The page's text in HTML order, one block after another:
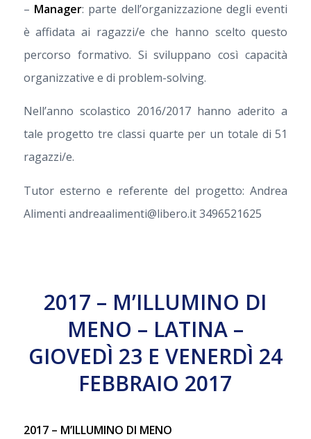
– Manager: parte dell’organizzazione degli eventi
è affidata ai ragazzi/e che hanno scelto questo
percorso formativo. Si sviluppano così capacità
organizzative e di problem-solving.
Nell’anno scolastico 2016/2017 hanno aderito a
tale progetto tre classi quarte per un totale di 51
ragazzi/e.
Tutor esterno e referente del progetto: Andrea
Alimenti andreaalimenti@libero.it 3496521625
2017 – M’ILLUMINO DI
MENO – LATINA –
GIOVEDÌ 23 E VENERDÌ 24
FEBBRAIO 2017
2017 – M’ILLUMINO DI MENO